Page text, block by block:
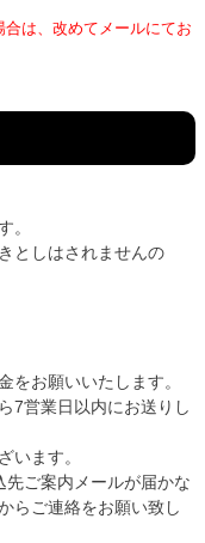
は、改めてメールにてお
。
としはされませんの
をお願いいたします。
7営業日以内にお送りし
います。
先ご案内メールが届かな
らご連絡をお願い致し